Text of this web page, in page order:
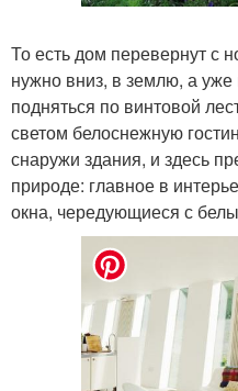
То есть дом перевернут с
нужно вниз, в землю, а
подняться по винтовой
светом белоснежную
снаружи здания, и здесь
природе: главное в
окна, чередующиеся с